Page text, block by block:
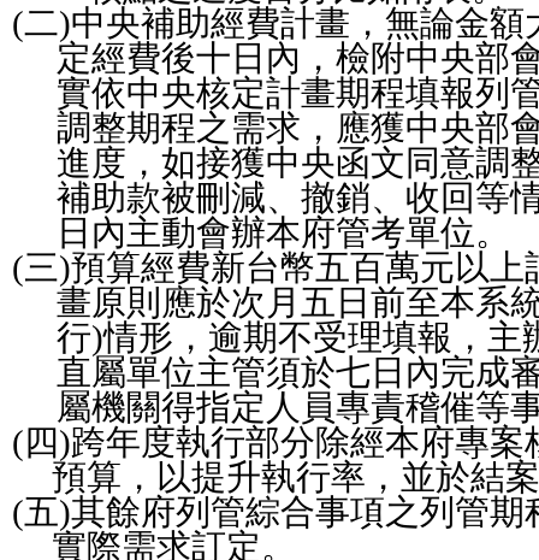
(二)中央補助經費計畫，無論金
定經費後十日內，檢附中央部
實依中央核定計畫期程填報列
調整期程之需求，應獲中央部
進度，如接獲中央函文同意調
補助款被刪減、撤銷、收回等
日內主動會辦本府管考單位。
(三)預算經費新台幣五百萬元以
畫原則應於次月五日前至本系
行)情形，逾期不受理填報，主
直屬單位主管須於七日內完成
屬機關得指定人員專責稽催等
(四)跨年度執行部分除經本府專
預算，以提升執行率，並於結
(五)其餘府列管綜合事項之列管
實際需求訂定。